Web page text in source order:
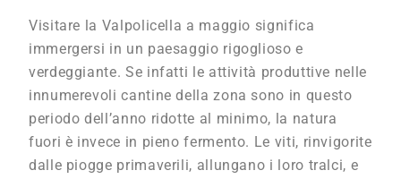
Visitare la Valpolicella a maggio significa
immergersi in un paesaggio rigoglioso e
verdeggiante. Se infatti le attività produttive nelle
innumerevoli cantine della zona sono in questo
periodo dell’anno ridotte al minimo, la natura
fuori è invece in pieno fermento. Le viti, rinvigorite
dalle piogge primaverili, allungano i loro tralci, e